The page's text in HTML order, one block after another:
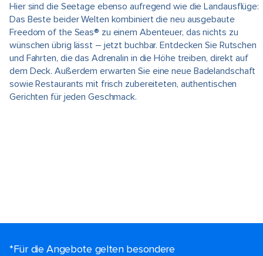
Hier sind die Seetage ebenso aufregend wie die Landausflüge:
Das Beste beider Welten kombiniert die neu ausgebaute
Freedom of the Seas® zu einem Abenteuer, das nichts zu
wünschen übrig lässt – jetzt buchbar. Entdecken Sie Rutschen
und Fahrten, die das Adrenalin in die Höhe treiben, direkt auf
dem Deck. Außerdem erwarten Sie eine neue Badelandschaft
sowie Restaurants mit frisch zubereiteten, authentischen
Gerichten für jeden Geschmack.
*Für die Angebote gelten besondere